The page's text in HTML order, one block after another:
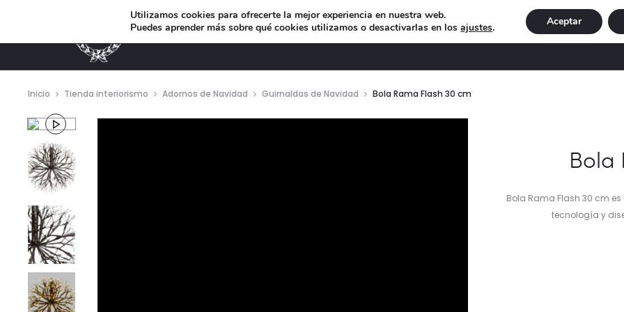
MUEBLES DE DISEÑO ILUMINACIÓN NAVIDAD
Inicio Tienda interiorismo Adornos de Navidad Guirnaldas de Navidad Bola Rama Flash 30 cm
Bola
Bola Rama Flash 30 cm
tecnología y
Utilizamos cookies para ofrecerte la mejor experiencia en nuestra web.
Puedes aprender más sobre qué cookies utilizamos o desactivarlas en losajustes. Aceptar